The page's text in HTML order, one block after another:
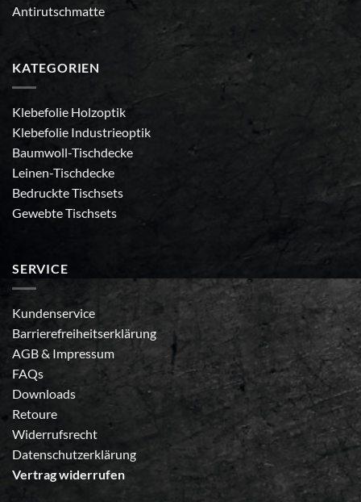
Antirutschmatte
KATEGORIEN
Klebefolie Holzoptik
Klebefolie Industrieoptik
Baumwoll-Tischdecke
Leinen-Tischdecke
Bedruckte Tischsets
Gewebte Tischsets
SERVICE
Kundenservice
Barrierefreiheitserklärung
AGB& Impressum
FAQs
Downloads
Retoure
Widerrufsrecht
Datenschutzerklärung
Vertrag widerrufen